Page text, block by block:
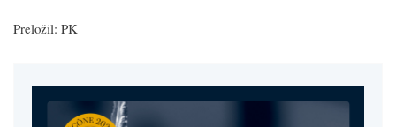
Preložil: PK